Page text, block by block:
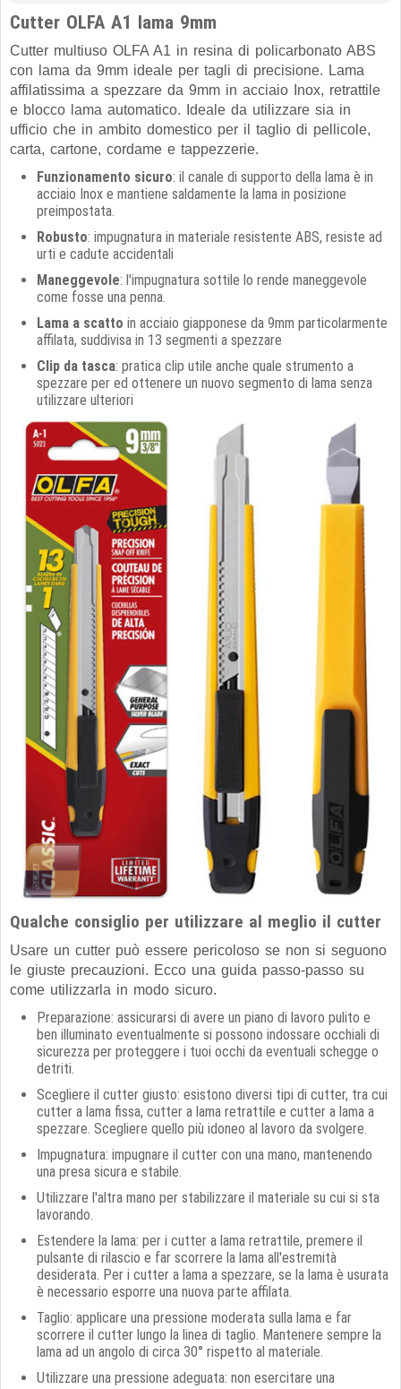
Cutter OLFA A1 lama 9mm
Cutter multiuso OLFA A1 in resina di policarbonato ABS
con lama da 9mm ideale per tagli di precisione. Lama
affilatissima a spezzare da 9mm in acciaio Inox, retrattile
e blocco lama automatico. Ideale da utilizzare sia in
ufficio che in ambito domestico per il taglio di pellicole,
carta, cartone, cordame e tappezzerie.
Funzionamento sicuro: il canale di supporto della lama è in
acciaio Inox e mantiene saldamente la lama in posizione
preimpostata.
Robusto: impugnatura in materiale resistente ABS, resiste ad
urti e cadute accidentali
Maneggevole: l'impugnatura sottile lo rende maneggevole
come fosse una penna.
Lama a scatto in acciaio giapponese da 9mm particolarmente
affilata, suddivisa in 13 segmenti a spezzare
Clip da tasca: pratica clip utile anche quale strumento a
spezzare per ed ottenere un nuovo segmento di lama senza
utilizzare ulteriori
Qualche consiglio per utilizzare al meglio il cutter
Usare un cutter può essere pericoloso se non si seguono
le giuste precauzioni. Ecco una guida passo-passo su
come utilizzarla in modo sicuro.
Preparazione: assicurarsi di avere un piano di lavoro pulito e
ben illuminato eventualmente si possono indossare occhiali di
sicurezza per proteggere i tuoi occhi da eventuali schegge o
detriti.
Scegliere il cutter giusto: esistono diversi tipi di cutter, tra cui
cutter a lama fissa, cutter a lama retrattile e cutter a lama a
spezzare. Scegliere quello più idoneo al lavoro da svolgere.
Impugnatura: impugnare il cutter con una mano, mantenendo
una presa sicura e stabile.
Utilizzare l'altra mano per stabilizzare il materiale su cui si sta
lavorando.
Estendere la lama: per i cutter a lama retrattile, premere il
pulsante di rilascio e far scorrere la lama all'estremità
desiderata. Per i cutter a lama a spezzare, se la lama è usurata
è necessario esporre una nuova parte affilata.
Taglio: applicare una pressione moderata sulla lama e far
scorrere il cutter lungo la linea di taglio. Mantenere sempre la
lama ad un angolo di circa 30° rispetto al materiale.
Utilizzare una pressione adeguata: non esercitare una